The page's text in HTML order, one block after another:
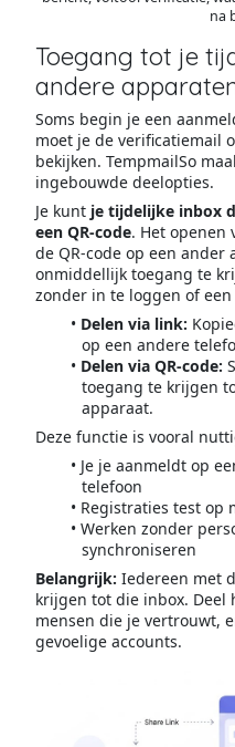
na
Toegang tot je
andere
Soms begin je een
moet je de verificatiemail
bekijken. TempmailSo
ingebouwde deelopties.
Je kunt je tijdelijke inbox
een QR-code. Het openen
de QR-code op een
onmiddellijk toegang te
zonder in te loggen of
Delen via link:
op een andere
Delen via QR-code:
toegang te krijgen
apparaat.
Deze functie is vooral
Je je aanmeldt op
telefoon
Registraties test op
Werken zonder
synchroniseren
Belangrijk: Iedereen met
krijgen tot die inbox. Deel
mensen die je vertrouwt,
gevoelige accounts.